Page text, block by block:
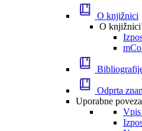
O knjižnici
O knjižnici
Odprta
Uporabne